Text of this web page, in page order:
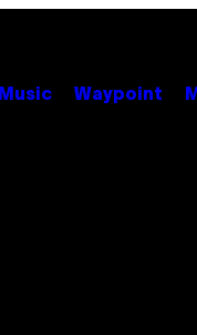
Music Waypoint